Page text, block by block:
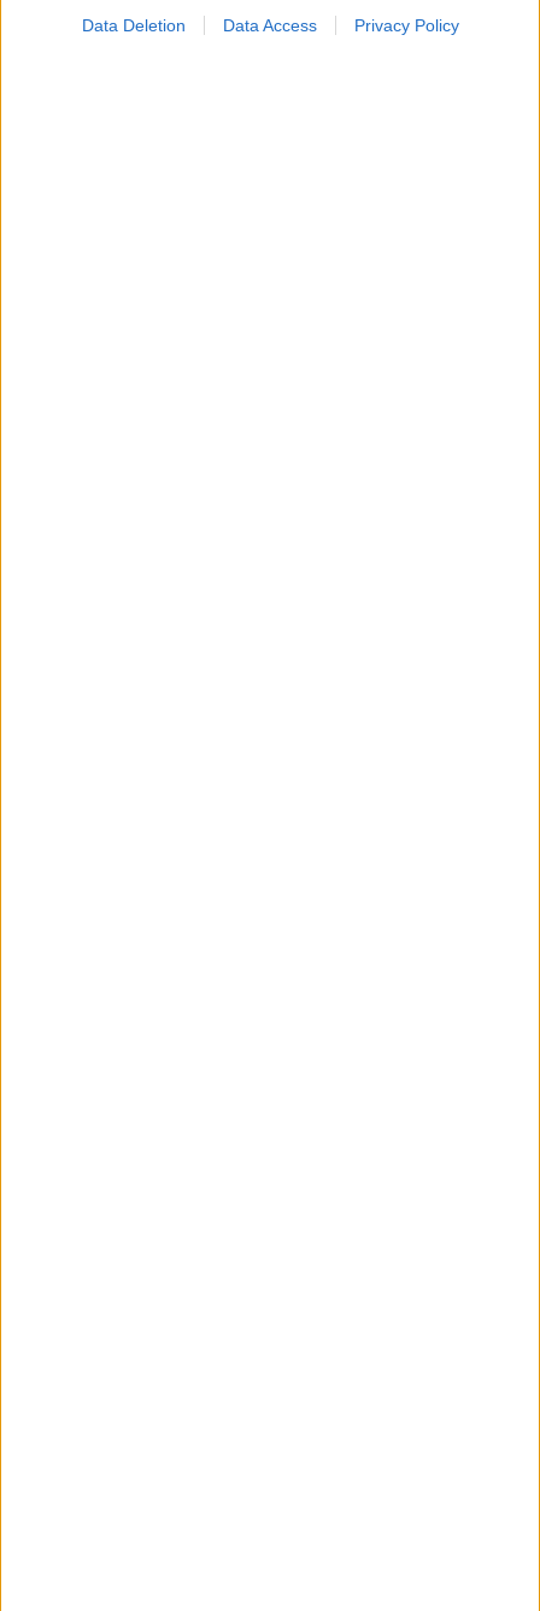
Data Deletion Data Access Privacy Policy
προσθέτει 13 χρόνια χωρίς άνοια [μελέτη]